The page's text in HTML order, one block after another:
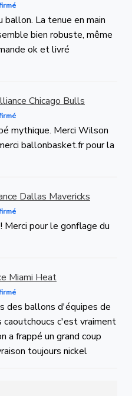
La tenue en main
bien robuste, même
ok et livré
Chicago Bulls
mythique. Merci Wilson
ballonbasket.fr pour la
Dallas Mavericks
Merci pour le gonflage du
Miami Heat
des ballons d'équipes de
c'est vraiment
a frappé un grand coup
toujours nickel